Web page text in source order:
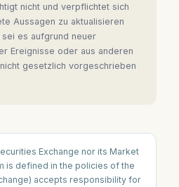
nicht und verpflichtet sich
Aussagen zu aktualisieren
es aufgrund neuer
Ereignisse oder aus anderen
gesetzlich vorgeschrieben
Exchange nor its Market
is defined in the policies of the
accepts responsibility for